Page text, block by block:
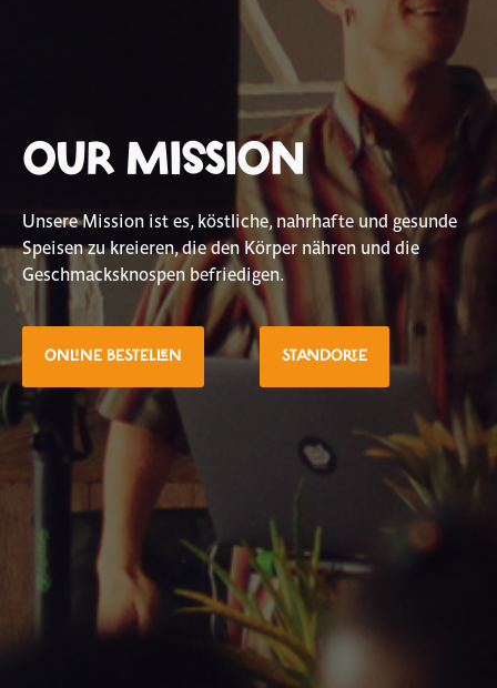
OUR MISSION
Unsere Mission ist es, köstliche, nahrhafte und gesunde
Speisen zu kreieren, die den Körper nähren und die
Geschmacksknospen befriedigen.
ONLINE BESTELLEN STANDORTE